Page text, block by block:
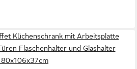
Küchenschrank mit Arbeitsplatte
Flaschenhalter und Glashalter